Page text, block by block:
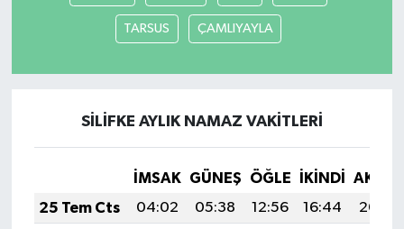
TARSUS ÇAMLIYAYLA
SİLİFKE AYLIK NAMAZ VAKITLERI
İMSAK GÜNEŞ ÖĞLE İKINDI
25 Tem Cts
04:02 05:38 12:56 16:44
20:04